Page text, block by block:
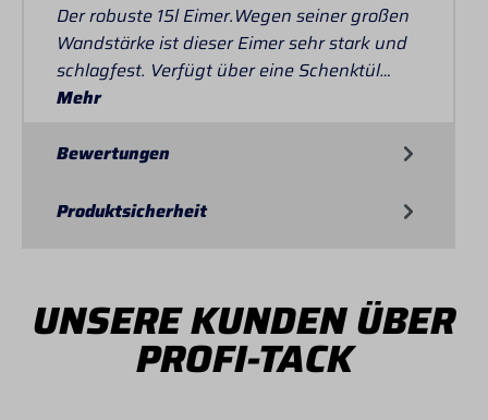
Der robuste 15l Eimer.Wegen seiner großen
Wandstärke ist dieser Eimer sehr stark und
schlagfest. Verfügt über eine Schenktül…
Mehr
Bewertungen
Produktsicherheit
UNSERE KUNDEN ÜBER
PROFI-TACK